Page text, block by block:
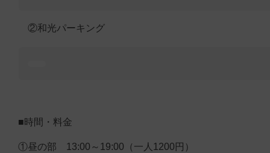
②和光パーキング
■時間・料金
①昼の部 13:00～19:00（一人1200円）